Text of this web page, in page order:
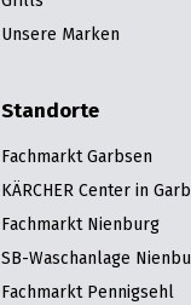
Unsere Marken
Standorte
Fachmarkt Garbsen
KÄRCHER Center in
Fachmarkt Nienburg
SB-Waschanlage
Fachmarkt Pennigsehl